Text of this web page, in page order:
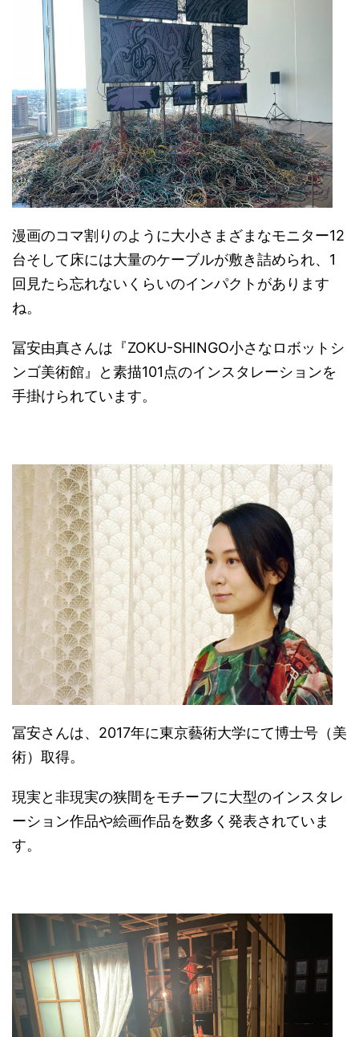
漫画のコマ割りのように大小さまざまなモニター12
台そして床には大量のケーブルが敷き詰められ、1
回見たら忘れないくらいのインパクトがあります
ね。
冨安由真さんは『ZOKU-SHINGO小さなロボットシ
ンゴ美術館』と素描101点のインスタレーションを
手掛けられています。
冨安さんは、2017年に東京藝術大学にて博士号（美
術）取得。
現実と非現実の狭間をモチーフに大型のインスタレ
ーション作品や絵画作品を数多く発表されていま
す。